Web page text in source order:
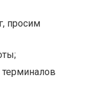
просим
терминалов